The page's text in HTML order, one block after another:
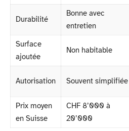
Durabilité
Bonne avec
entretien
Surface
ajoutée
Non habitable
Autorisation Souvent simplifiée
Prix moyen
en Suisse
CHF 8’000 à
20’000